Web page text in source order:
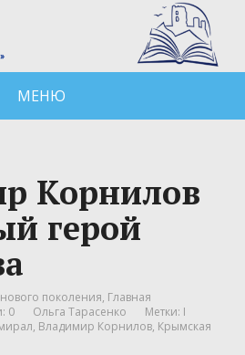
МЕНЮ
Корнилов
герой
поколения, Главная
0 Ольга Тарасенко Метки: I
, Владимир Корнилов, Крымская